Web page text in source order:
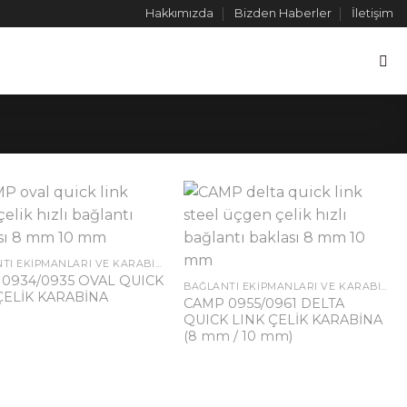
Hakkımızda Bizden Haberler İletişim
BAĞLANTI EKIPMANLARI VE KARABINALAR
0934/0935 OVAL QUICK
KARABİNA
BAĞLANTI EKIPMANLARI VE KARABINALAR
CAMP 0955/0961 DELTA
QUICK LINK ÇELİK KARABİNA
(8 mm / 10 mm)